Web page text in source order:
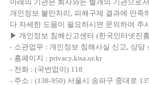
아래의 기관은 회사와는 별개의 기관으로
개인정보 불만처리, 피해구제 결과에 만족
다 자세한 도움이 필요하시면 문의하여 주
▶ 개인정보 침해신고센터 (한국인터넷진
- 소관업무 : 개인정보 침해사실 신고, 상담
- 홈페이지 : privacy.kisa.or.kr
- 전화 : (국번없이) 118
- 주소 : (138-950) 서울시 송파구 중대로